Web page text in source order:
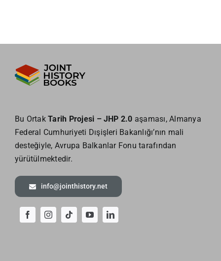
Bu OrtakTarih Projesi – JHP 2.0 aşaması, Almanya
Federal Cumhuriyeti Dışişleri Bakanlığı’nın mali
desteğiyle, Avrupa Balkanlar Fonu tarafından
yürütülmektedir.
info@jointhistory.net